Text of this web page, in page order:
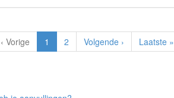
‹ Vorige 1 2 Volgende › Laatste »